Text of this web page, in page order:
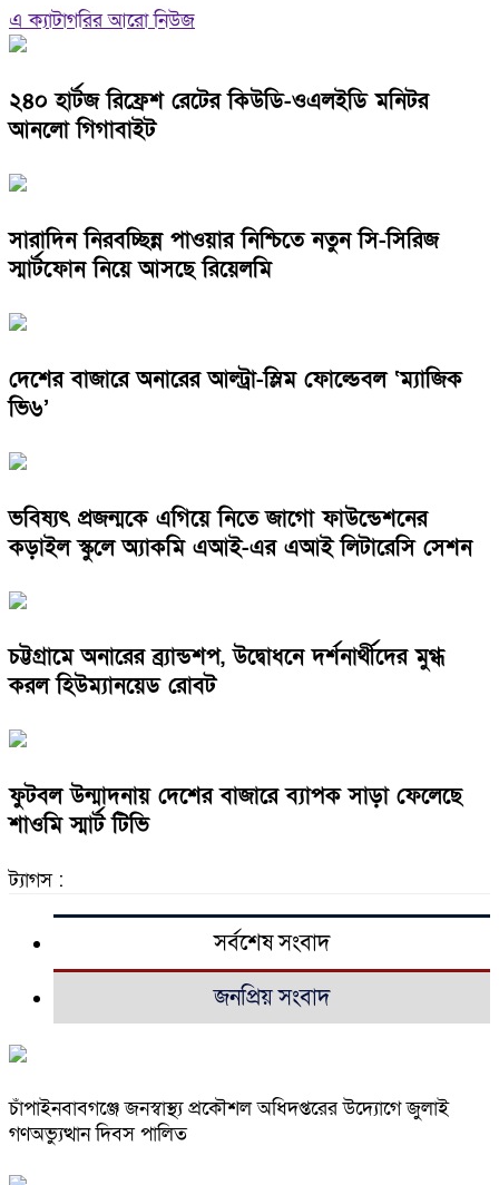
এ ক্যাটাগরির আরো নিউজ
২৪০ হার্টজ রিফ্রেশ রেটের কিউডি-ওএলইডি মনিটর
আনলো গিগাবাইট
সারাদিন নিরবচ্ছিন্ন পাওয়ার নিশ্চিতে নতুন সি-সিরিজ
স্মার্টফোন নিয়ে আসছে রিয়েলমি
দেশের বাজারে অনারের আল্ট্রা-স্লিম ফোল্ডেবল ‘ম্যাজিক
ভি৬’
ভবিষ্যৎ প্রজন্মকে এগিয়ে নিতে জাগো ফাউন্ডেশনের
কড়াইল স্কুলে অ্যাকমি এআই-এর এআই লিটারেসি সেশন
চট্টগ্রামে অনারের ব্র্যান্ডশপ, উদ্বোধনে দর্শনার্থীদের মুগ্ধ
করল হিউম্যানয়েড রোবট
ফুটবল উন্মাদনায় দেশের বাজারে ব্যাপক সাড়া ফেলেছে
শাওমি স্মার্ট টিভি
ট্যাগস :
সর্বশেষ সংবাদ
জনপ্রিয় সংবাদ
চাঁপাইনবাবগঞ্জে জনস্বাস্থ্য প্রকৌশল অধিদপ্তরের উদ্যোগে জুলাই
গণঅভ্যুত্থান দিবস পালিত